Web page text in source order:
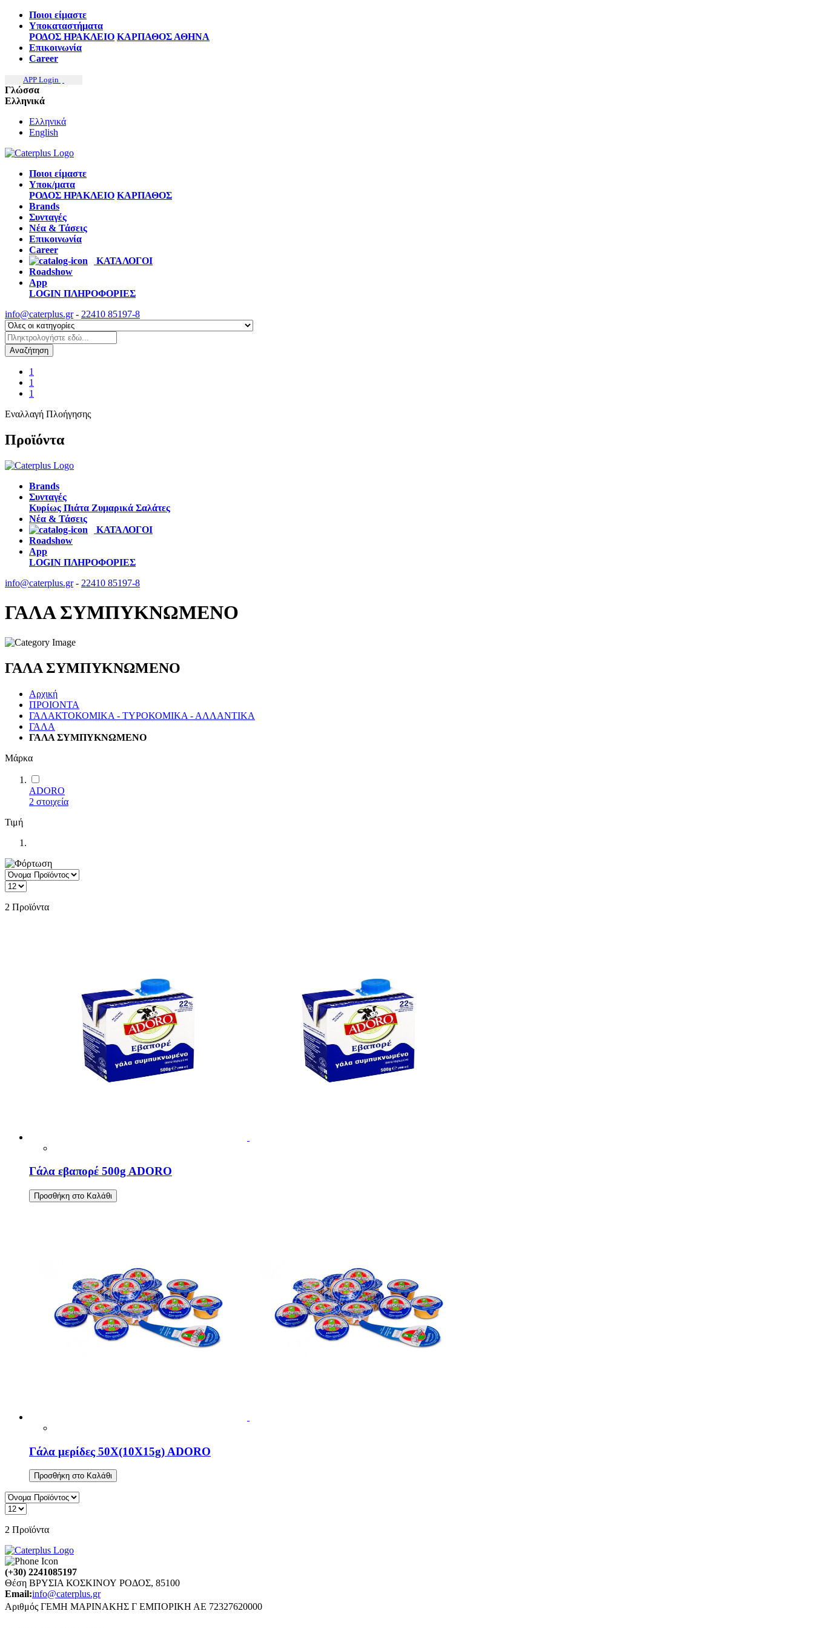
Ποιοι είμαστε
Υποκαταστήματα
ΡΟΔΟΣ ΗΡΑΚΛΕΙΟ ΚΑΡΠΑΘΟΣ ΑΘΗΝΑ
Επικοινωνία
Career
APP Login
Γλώσσα
Ελληνικά
Ελληνικά
English
Ποιοι είμαστε
Υποκ/ματα
ΡΟΔΟΣ ΗΡΑΚΛΕΙΟ ΚΑΡΠΑΘΟΣ
Brands
Συνταγές
Νέα & Τάσεις
Επικοινωνία
Career
ΚΑΤΑΛΟΓΟΙ
Roadshow
App
LOGIN ΠΛΗΡΟΦΟΡΙΕΣ
info@caterplus.gr- 22410 85197-8
Αναζήτηση
1
1
1
Εναλλαγή Πλοήγησης
Προϊόντα
Brands
Συνταγές
Κυρίως Πιάτα Ζυμαρικά Σαλάτες
Νέα & Τάσεις
ΚΑΤΑΛΟΓΟΙ
Roadshow
App
LOGIN ΠΛΗΡΟΦΟΡΙΕΣ
info@caterplus.gr- 22410 85197-8
ΓΑΛΑ ΣΥΜΠΥΚΝΩΜΕΝΟ
ΓΑΛΑ ΣΥΜΠΥΚΝΩΜΕΝΟ
Αρχική
ΠΡΟΙΟΝΤΑ
ΓΑΛΑΚΤΟΚΟΜΙΚΑ - ΤΥΡΟΚΟΜΙΚΑ - ΑΛΛΑΝΤΙΚΑ
ΓΑΛΑ
ΓΑΛΑ ΣΥΜΠΥΚΝΩΜΕΝΟ
Μάρκα
ADORO
2 στοιχεία
Τιμή
2 Προϊόντα
Γάλα εβαπορέ 500g ADORO
Προσθήκη στο Καλάθι
Γάλα μερίδες 50X(10X15g) ADORO
Προσθήκη στο Καλάθι
2 Προϊόντα
(+30) 2241085197
Θέση ΒΡΥΣΙΑ ΚΟΣΚΙΝΟΥ ΡΟΔΟΣ, 85100
Email:info@caterplus.gr
Αριθμός ΓΕΜΗ ΜΑΡΙΝΑΚΗΣ Γ ΕΜΠΟΡΙΚΗ ΑΕ 72327620000